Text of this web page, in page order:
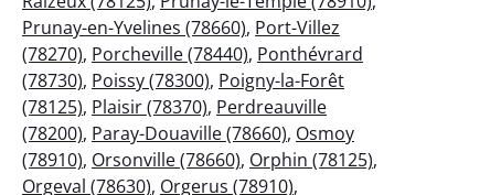
Prunay-en-Yvelines (78660), Port-Villez
(78270), Porcheville (78440), Ponthévrard
(78730), Poissy (78300), Poigny-la-Forêt
(78125), Plaisir (78370), Perdreauville
(78200), Paray-Douaville (78660), Osmoy
(78910), Orsonville (78660), Orphin (78125),
Orgeval (78630), Orgerus (78910),